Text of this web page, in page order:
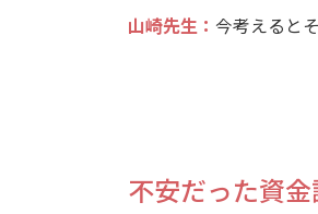
山崎先生 ： 今考えると
不安だった資